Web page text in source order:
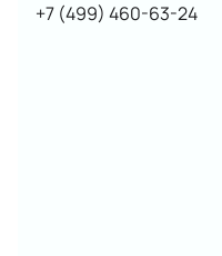
+7 (499) 460-63-24